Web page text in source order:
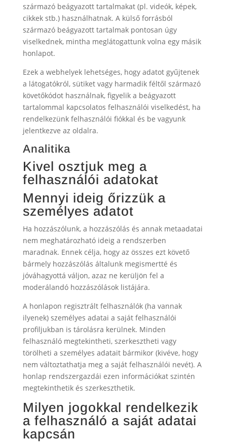
származó beágyazott tartalmakat (pl. videók, képek,
cikkek stb.) használhatnak. A külső forrásból
származó beágyazott tartalmak pontosan úgy
viselkednek, mintha meglátogattunk volna egy másik
honlapot.
Ezek a webhelyek lehetséges, hogy adatot gyűjtenek
a látogatókról, sütiket vagy harmadik féltől származó
követőkódot használnak, figyelik a beágyazott
tartalommal kapcsolatos felhasználói viselkedést, ha
rendelkezünk felhasználói fiókkal és be vagyunk
jelentkezve az oldalra.
Analitika
Kivel osztjuk meg a
felhasználói adatokat
Mennyi ideig őrizzük a
személyes adatot
Ha hozzászólunk, a hozzászólás és annak metaadatai
nem meghatározható ideig a rendszerben
maradnak. Ennek célja, hogy az összes ezt követő
bármely hozzászólás általunk megismertté és
jóváhagyottá váljon, azaz ne kerüljön fel a
moderálandó hozzászólások listájára.
A honlapon regisztrált felhasználók (ha vannak
ilyenek) személyes adatai a saját felhasználói
profiljukban is tárolásra kerülnek. Minden
felhasználó megtekintheti, szerkesztheti vagy
törölheti a személyes adatait bármikor (kivéve, hogy
nem változtathatja meg a saját felhasználói nevét). A
honlap rendszergazdái ezen információkat szintén
megtekinthetik és szerkeszthetik.
Milyen jogokkal rendelkezik
a felhasználó a saját adatai
kapcsán